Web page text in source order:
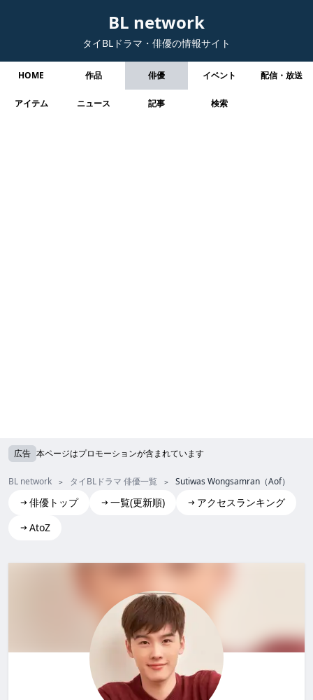
BL network
タイBLドラマ・俳優の情報サイト
HOME 作品 俳優 イベント 配信・放送
アイテム ニュース 記事 検索
広告 本ページはプロモーションが含まれています
BL network タイBLドラマ 俳優一覧 Sutiwas Wongsamran（Aof）
俳優トップ 一覧(更新順)
アクセスランキング
AtoZ